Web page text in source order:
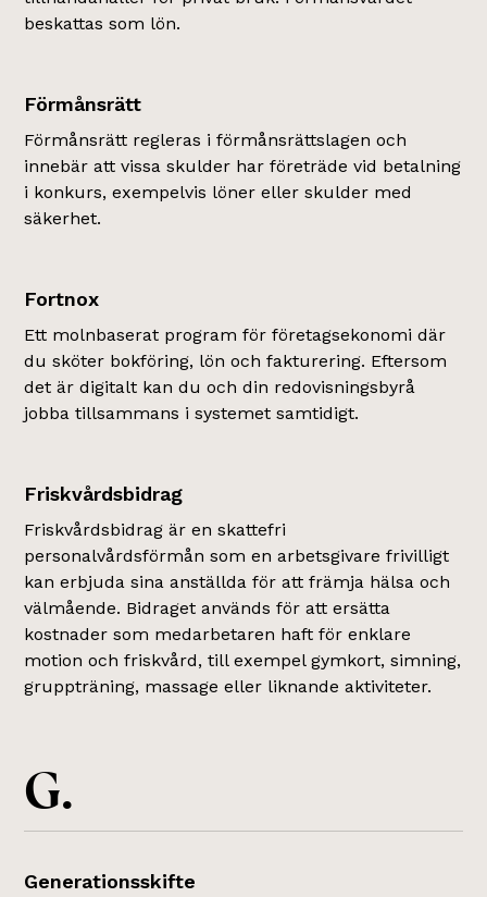
beskattas som lön.
Förmånsrätt
Förmånsrätt regleras i förmånsrättslagen och
innebär att vissa skulder har företräde vid betalning
i konkurs, exempelvis löner eller skulder med
säkerhet.
Fortnox
Ett molnbaserat program för företagsekonomi där
du sköter bokföring, lön och fakturering. Eftersom
det är digitalt kan du och din redovisningsbyrå
jobba tillsammans i systemet samtidigt.
Friskvårdsbidrag
Friskvårdsbidrag är en skattefri
personalvårdsförmån som en arbetsgivare frivilligt
kan erbjuda sina anställda för att främja hälsa och
välmående. Bidraget används för att ersätta
kostnader som medarbetaren haft för enklare
motion och friskvård, till exempel gymkort, simning,
gruppträning, massage eller liknande aktiviteter.
G.
Generationsskifte